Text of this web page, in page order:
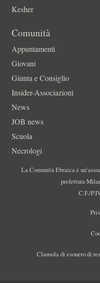
Kesher
Comunità
Appuntamenti
Giovani
Giunta e Consiglio
Insider-Associazioni
News
JOB news
Scuola
Necrologi
La Comunità Ebraica è
prefettura
C.F./
Clausola di esonero di